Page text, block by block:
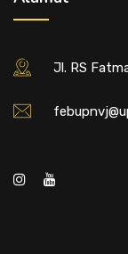
Jl. RS